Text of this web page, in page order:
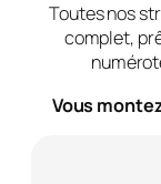
Toutes nos
complet,
Vous